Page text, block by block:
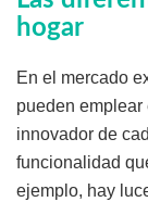
hogar
En el mercado
pueden
innovador de
funcionalidad
ejemplo, hay